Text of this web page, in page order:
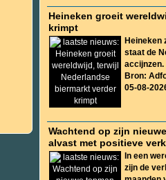
Heineken groeit
krimpt
Heineken
staat de
accijnzen.
Bron:
05-08-
Wachtend op zijn
alvast met positieve
In een
zijn de